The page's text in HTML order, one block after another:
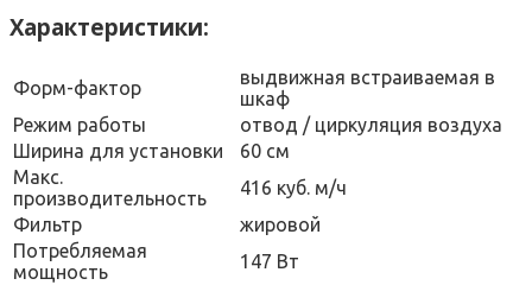
Характеристики:
Форм-фактор
выдвижная встраиваемая в
шкаф
Режим работы
отвод / циркуляция воздуха
Ширина для установки
60 см
Макс.
производительность
416 куб. м/ч
Фильтр
жировой
Потребляемая
мощность
147 Вт